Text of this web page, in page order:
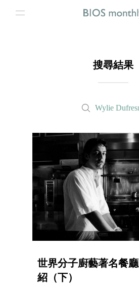
搜尋結果
Wylie
世界分子廚藝著名餐
紹（下）